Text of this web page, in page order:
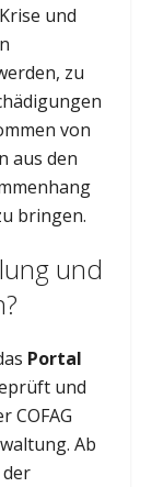
und
zu
von
aus den
bringen.
und
Portal
und
COFAG
Ab
der